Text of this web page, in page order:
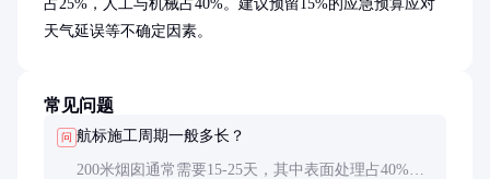
占25%，人工与机械占40%。建议预留15%的应急预算应对
天气延误等不确定因素。
常见问题
问 航标施工周期一般多长？
200米烟囱通常需要15-25天，其中表面处理占40%时